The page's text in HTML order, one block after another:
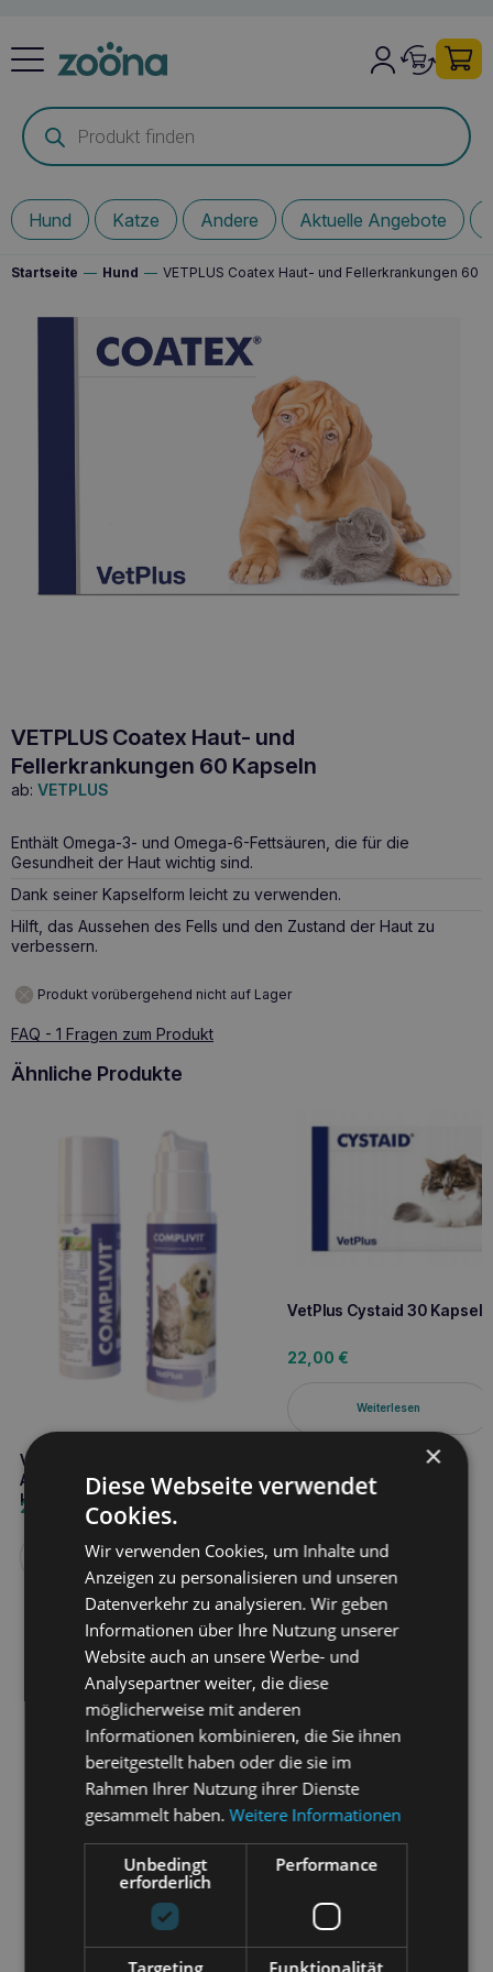
Products
search
Hund Katze Andere Aktuelle Angebote
Startseite — Hund — VETPLUS Coatex Haut- und Fellerkrankungen 60
VETPLUS Coatex Haut- und
Fellerkrankungen 60 Kapseln
ab: VETPLUS
Enthält Omega-3- und Omega-6-Fettsäuren, die für die
Gesundheit der Haut wichtig sind.
Dank seiner Kapselform leicht zu verwenden.
Hilft, das Aussehen des Fells und den Zustand der Haut zu
verbessern.
Produkt vorübergehend nicht auf Lager
FAQ - 1 Fragen zum Produkt
Ähnliche Produkte
VetPlus Complivit 150g
Appetitanregende Paste für
Hunde und Katzen
29,00
Weiterlesen
VetPlus Cystaid 30 Kapseln
22,00 €
Weiterlesen
×
Diese Webseite verwendet
Cookies.
Wir verwenden Cookies, um Inhalte und
Anzeigen zu personalisieren und unseren
Datenverkehr zu analysieren. Wir geben
Informationen über Ihre Nutzung unserer
Website auch an unsere Werbe- und
Analysepartner weiter, die diese
möglicherweise mit anderen
Informationen kombinieren, die Sie ihnen
bereitgestellt haben oder die sie im
Rahmen Ihrer Nutzung ihrer Dienste
gesammelt haben.Weitere Informationen
Unbedingt
erforderlich
Performance
Targeting Funktionalität